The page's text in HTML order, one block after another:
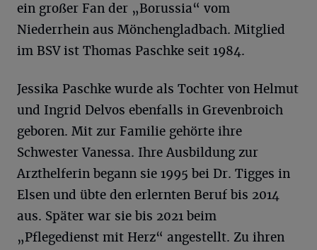
ein großer Fan der „Borussia“ vom
Niederrhein aus Mönchengladbach. Mitglied
im BSV ist Thomas Paschke seit 1984.
Jessika Paschke wurde als Tochter von Helmut
und Ingrid Delvos ebenfalls in Grevenbroich
geboren. Mit zur Familie gehörte ihre
Schwester Vanessa. Ihre Ausbildung zur
Arzthelferin begann sie 1995 bei Dr. Tigges in
Elsen und übte den erlernten Beruf bis 2014
aus. Später war sie bis 2021 beim
„Pflegedienst mit Herz“ angestellt. Zu ihren